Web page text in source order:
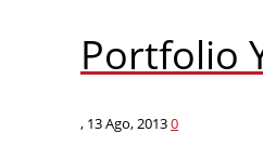
Portfolio
, 13 Ago, 20130